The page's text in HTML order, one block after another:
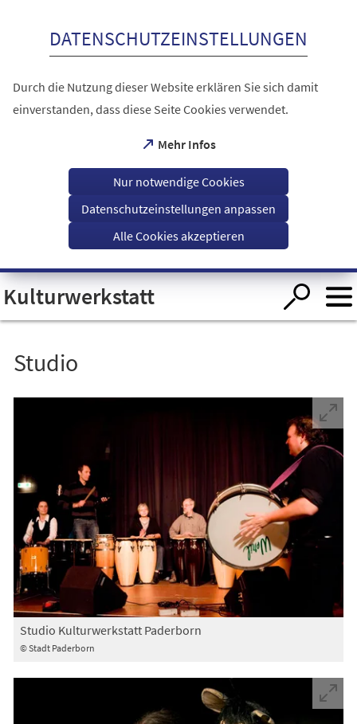
Visuelle
Assistenzsoftware
öffnen.
DATENSCHUTZEINSTELLUNGEN
Durch die Nutzung dieser Website erklären Sie sich damit
einverstanden, dass diese Seite Cookies verwendet.
Mehr Infos
(Öffnet
einem
Tab)
Nur notwendige Cookies
Datenschutzeinstellungen anpassen
Alle Cookies akzeptieren
Kulturwerkstatt
Studio
© Stadt Paderborn
Studio Kulturwerkstatt Paderborn